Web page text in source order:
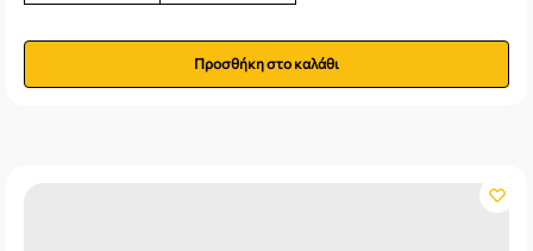
Προσθήκη στο καλάθι